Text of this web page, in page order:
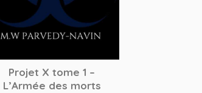
Projet X tome 1 –
L’Armée des morts